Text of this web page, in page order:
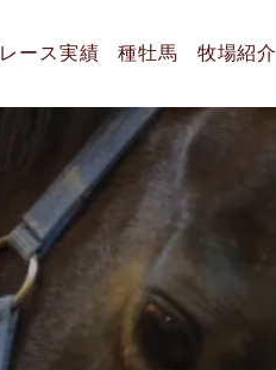
レース実績 種牡馬 牧場紹介